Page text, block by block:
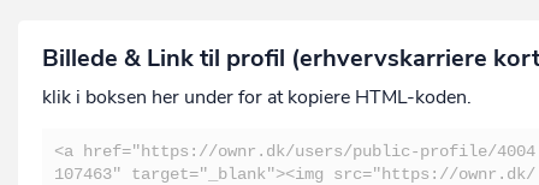
Billede & Link til profil (erhvervskarriere
klik i boksen her under for at kopiere HTML-koden.
<a href="https://ownr.dk/users/public-profile/4004
107463" target="_blank"><img src="https://ownr.dk/